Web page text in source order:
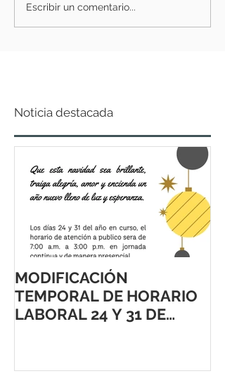
Escribir un comentario...
Noticia destacada
MODIFICACIÓN
TEMPORAL DE HORARIO
LABORAL 24 Y 31 DE